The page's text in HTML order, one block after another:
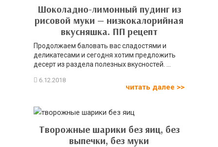
Шоколадно-лимонный пудинг из
рисовой муки — низкокалорийная
вкусняшка. ПП рецепт
Продолжаем баловать вас сладостями и
деликатесами и сегодня хотим предложить
десерт из раздела полезных вкусностей. ...
читать далее >>
Творожные шарики без яиц, без
выпечки, без муки